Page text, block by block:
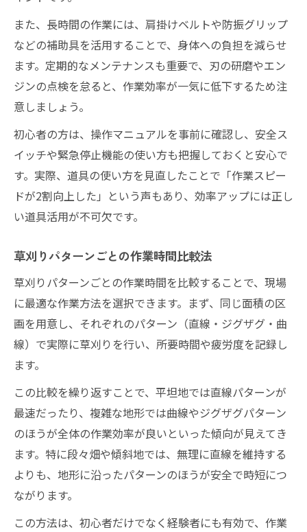
また、長時間の作業には、肩掛けベルトや防振グリップ
などの補助具を活用することで、身体への負担を減らせ
ます。定期的なメンテナンスも重要で、刃の研磨やエン
ジンの点検を怠ると、作業効率が一気に低下するため注
意しましょう。
初心者の方は、操作マニュアルを事前に確認し、安全ス
イッチや緊急停止機能の使い方も把握しておくと安心で
す。実際、道具の使い方を見直したことで「作業スピー
ドが2割向上した」という声もあり、効率アップには正し
い道具活用が不可欠です。
草刈りパターンごとの作業時間比較法
草刈りパターンごとの作業時間を比較することで、現場
に最適な作業方法を選択できます。まず、同じ面積の区
画を用意し、それぞれのパターン（直線・ジグザグ・曲
線）で実際に草刈りを行い、所要時間や疲労度を記録し
ます。
この比較を繰り返すことで、平坦地では直線パターンが
最速だったり、複雑な地形では曲線やジグザグパターン
のほうが全体の作業効率が良いといった傾向が見えてき
ます。特に段々畑や傾斜地では、無理に直線を維持する
よりも、地形に沿ったパターンのほうが安全で時短につ
ながります。
この方法は、初心者だけでなく経験者にも有効で、作業